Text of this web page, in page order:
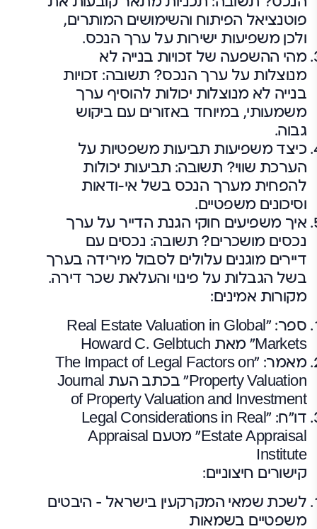
פוטנציאל הפיתוח והשימושים המותרים,
ולכן משפיעות ישירות על ערך הנכס.
מהי ההשפעה של זכויות בנייה לא
מנוצלות על ערך הנכס? תשובה: זכויות
בנייה לא מנוצלות יכולות להוסיף ערך
משמעותי, במיוחד באזורים עם ביקוש
גבוה.
כיצד משפיעות תביעות משפטיות על
הערכת שווי? תשובה: תביעות יכולות
להפחית מערך הנכס בשל אי-ודאות
וסיכונים משפטיים.
איך משפיעים חוקי הגנת הדייר על ערך
נכסים מושכרים? תשובה: נכסים עם
דיירים מוגנים עלולים לסבול מירידה בערך
בשל הגבלות על פינוי והעלאת שכר דירה.
מקורות אמינים:
ספר: "Real Estate Valuation in Global
Markets" מאת Howard C. Gelbtuch
מאמר: "The Impact of Legal Factors on
Property Valuation" בכתב העת Journal
of Property Valuation and Investment
דו"ח: "Legal Considerations in Real
Estate Appraisal" מטעם Appraisal
Institute
קישורים חיצוניים:
לשכת שמאי המקרקעין בישראל – היבטים
משפטיים בשמאות